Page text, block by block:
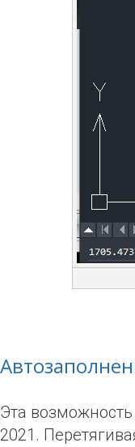
Эта
2021 .